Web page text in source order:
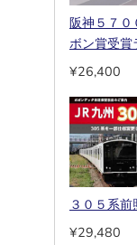
阪神５７
ボン賞受
¥26,400
３０５系
¥29,480